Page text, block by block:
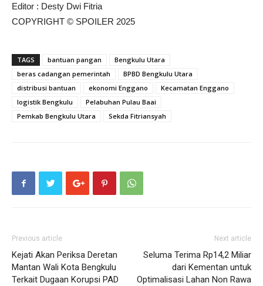
Editor : Desty Dwi Fitria
COPYRIGHT © SPOILER 2025
TAGS bantuan pangan
Bengkulu Utara
beras cadangan pemerintah
BPBD Bengkulu Utara
distribusi bantuan
ekonomi Enggano
Kecamatan Enggano
logistik Bengkulu
Pelabuhan Pulau Baai
Pemkab Bengkulu Utara
Sekda Fitriansyah
Previous article
Kejati Akan Periksa Deretan
Mantan Wali Kota Bengkulu
Terkait Dugaan Korupsi PAD
Next article
Seluma Terima Rp14,2 Miliar
dari Kementan untuk
Optimalisasi Lahan Non Rawa